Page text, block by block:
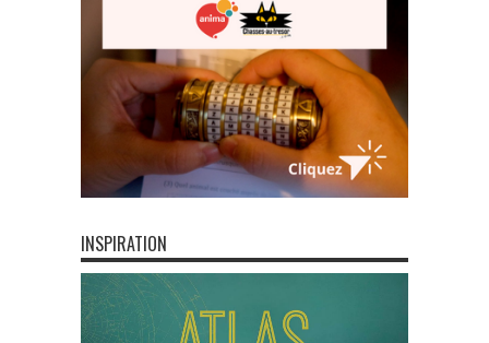
INSPIRATION